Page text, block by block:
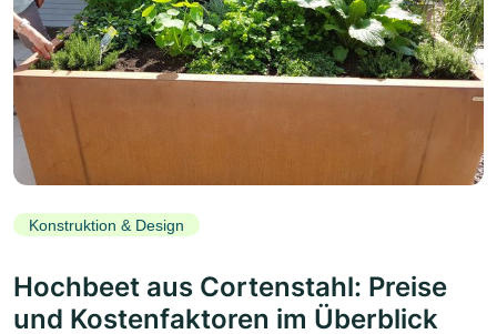
Konstruktion & Design
Hochbeet aus Cortenstahl: Preise
und Kostenfaktoren im Überblick